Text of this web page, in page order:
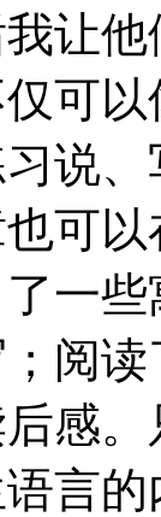
让
可
说
可
一
阅
感
言